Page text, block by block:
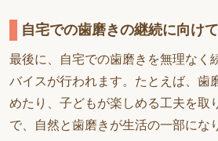
自宅での歯磨きの継続に向け
最後に、自宅での歯磨きを無理なく
バイスが行われます。たとえば、歯
めたり、子どもが楽しめる工夫を取
で、自然と歯磨きが生活の一部にな